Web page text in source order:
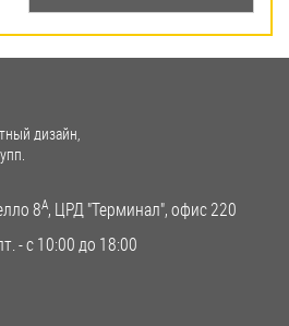
дизайн,
8A, ЦРД "Терминал", офис 220
- с 10:00 до 18:00